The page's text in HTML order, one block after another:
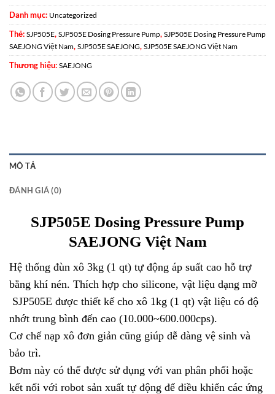
Danh mục: Uncategorized
Thẻ: SJP505E, SJP505E Dosing Pressure Pump, SJP505E Dosing Pressure Pump
SAEJONG Việt Nam, SJP505E SAEJONG, SJP505E SAEJONG Việt Nam
Thương hiệu: SAEJONG
MÔ TẢ
ĐÁNH GIÁ (0)
SJP505E Dosing Pressure Pump
SAEJONG Việt Nam
Hệ thống đùn xô 3kg (1 qt) tự động áp suất cao hỗ trợ
bằng khí nén. Thích hợp cho silicone, vật liệu dạng mỡ
SJP505E được thiết kế cho xô 1kg (1 qt) vật liệu có độ
nhớt trung bình đến cao (10.000~600.000cps).
Cơ chế nạp xô đơn giản cũng giúp dễ dàng vệ sinh và
bảo trì.
Bơm này có thể được sử dụng với van phân phối hoặc
kết nối với robot sản xuất tự động để điều khiển các ứng